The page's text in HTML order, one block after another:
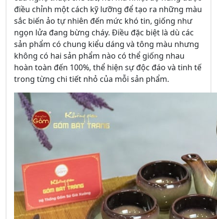
điều chỉnh một cách kỹ lưỡng để tạo ra những màu
sắc biến ảo tự nhiên đến mức khó tin, giống như
ngọn lửa đang bừng cháy. Điều đặc biệt là dù các
sản phẩm có chung kiểu dáng và tông màu nhưng
không có hai sản phẩm nào có thể giống nhau
hoàn toàn đến 100%, thể hiện sự độc đáo và tinh tế
trong từng chi tiết nhỏ của mỗi sản phẩm.